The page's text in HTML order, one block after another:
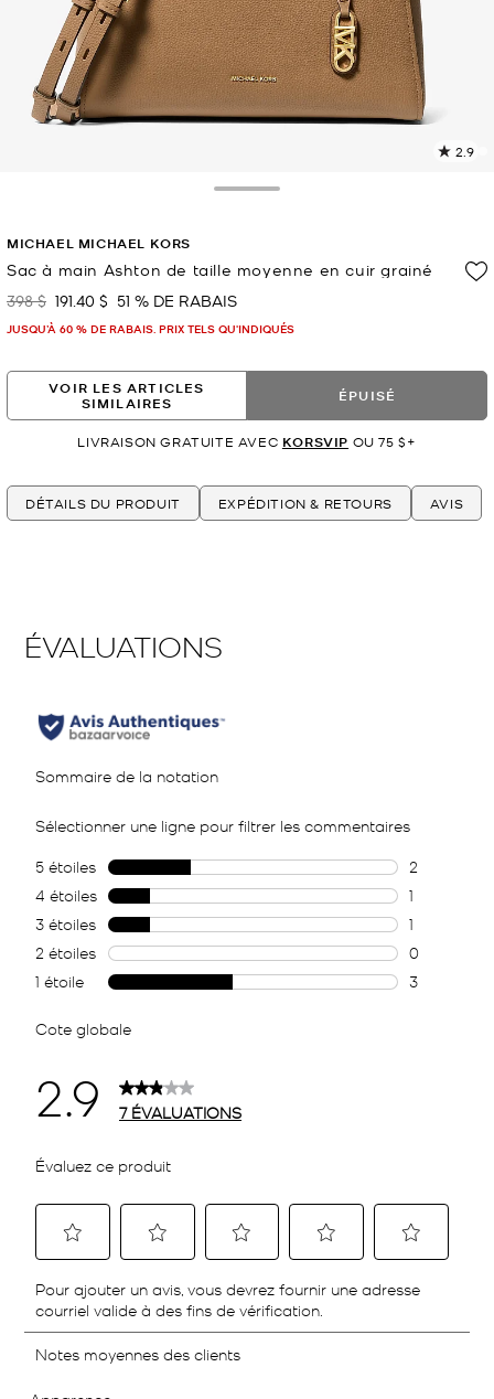
2.9
MICHAEL MICHAEL KORS
Sac à main Ashton de taille moyenne en cuir grainé
était
398 $ maintenant
191.40 $ 51 % DE RABAIS
JUSQU’À 60 % DE RABAIS. PRIX TELS QU'INDIQUÉS
VOIR LES ARTICLES
SIMILAIRES
ÉPUISÉ
LIVRAISON GRATUITE AVEC KORSVIP OU 75 $+
DÉTAILS DU PRODUIT EXPÉDITION & RETOURS AVIS